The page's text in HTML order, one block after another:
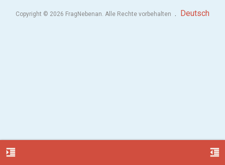
format_indent_increase format_indent_decrease
Copyright © 2026 FragNebenan. Alle Rechte vorbehalten . Deutsch